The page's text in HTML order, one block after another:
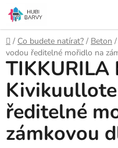
Přejít
na
obsah
Domů
/ Co budete natírat? / Beton /
vodou ředitelné mořidlo na
TIKKURILA
ředitelné
zámkovou